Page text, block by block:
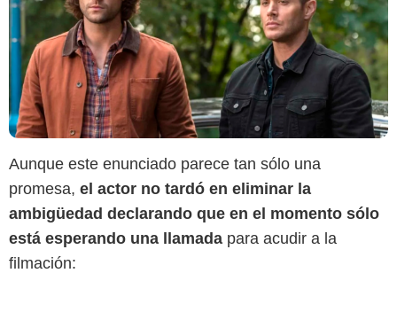
Aunque este enunciado parece tan sólo una
promesa, el actor no tardó en eliminar la
ambigüedad declarando que en el momento sólo
está esperando una llamada para acudir a la
filmación: